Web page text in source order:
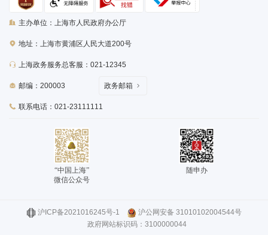
主办单位：上海市人民政府办公厅
地址：上海市黄浦区人民大道200号
上海政务服务总客服：021-12345
邮编：200003
联系电话：021-23111111
政务邮箱
“中国上海”
微信公众号
随申办
沪ICP备2021016245号-1
沪公网安备 31010102004544号
政府网站标识码：3100000044